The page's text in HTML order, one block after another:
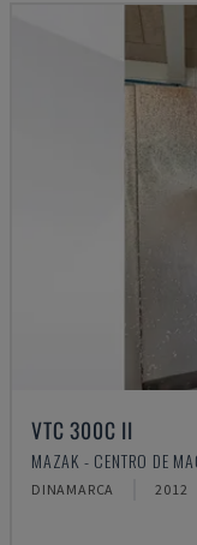
VTC 300C II
MAZAK - CENTRO DE
DINAMARCA 2012